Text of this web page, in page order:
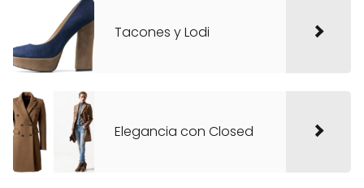
Tacones y Lodi
Elegancia con Closed